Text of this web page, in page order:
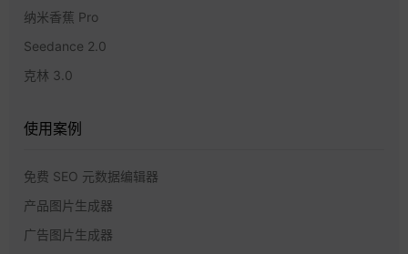
纳米香蕉 Pro
Seedance 2.0
克林 3.0
使用案例
免费 SEO 元数据编辑器
产品图片生成器
广告图片生成器